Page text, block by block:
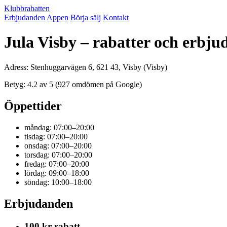
Klubbrabatten
Erbjudanden Appen Börja sälj Kontakt
Jula Visby – rabatter och
Adress: Stenhuggarvägen 6, 621 43, Visby (Visby)
Betyg: 4.2 av 5 (927 omdömen på Google)
Öppettider
måndag: 07:00–20:00
tisdag: 07:00–20:00
onsdag: 07:00–20:00
torsdag: 07:00–20:00
fredag: 07:00–20:00
lördag: 09:00–18:00
söndag: 10:00–18:00
Erbjudanden